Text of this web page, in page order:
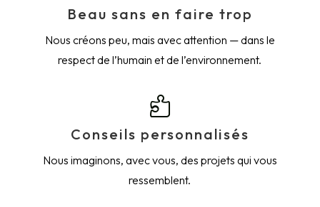
Beau sans en faire trop
Nous créons peu, mais avec attention — dans le
respect de l’humain et de l’environnement.

Conseils personnalisés
Nous imaginons, avec vous, des projets qui vous
ressemblent.